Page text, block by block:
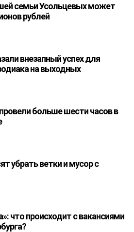
семьи Усольцевых может
рублей
внезапный успех для
на выходных
больше шести часов в
убрать ветки и мусор с
что происходит с вакансиями